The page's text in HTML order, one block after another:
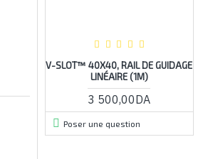
V-SLOT™ 40X40, RAIL DE GUIDAGE
LINÉAIRE (1M)
3 500,00DA
Poser une question